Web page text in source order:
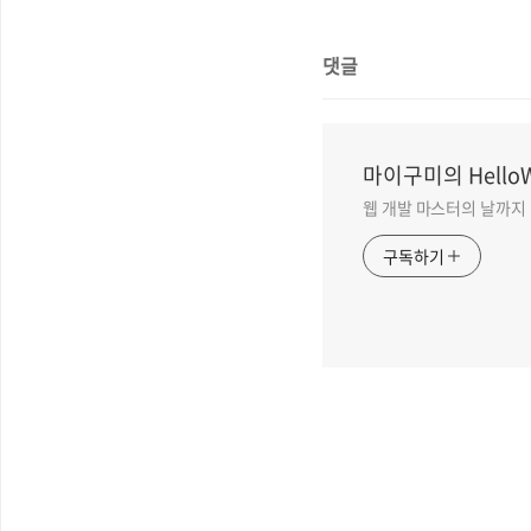
댓글
마이구미의
웹 개발 마스터의 날까지
구독하기